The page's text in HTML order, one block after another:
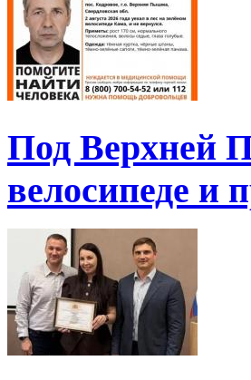
Под Верхней
велосипеде и